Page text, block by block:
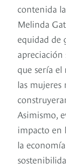
contenida
Melinda
equidad de
apreciación
que sería el
las mujeres
Asimismo,
impacto en
la